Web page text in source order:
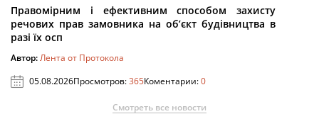
Правомірним і ефективним способом захисту
речових прав замовника на об’єкт будівництва в
разі їх осп
Автор:Лента от Протокола
05.08.2026Просмотров:365Коментарии:0
Смотреть все новости